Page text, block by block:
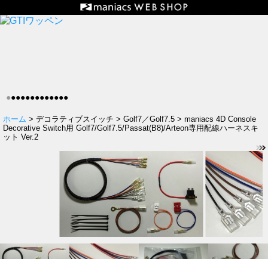
●●●●●●●●●●●●●
ホーム > デコラティブスイッチ > Golf7／Golf7.5 > maniacs 4D Console
Decorative Switch用 Golf7/Golf7.5/Passat(B8)/Arteon専用配線ハーネスキ
ット Ver.2